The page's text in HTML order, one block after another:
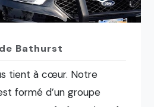
Bathurst
tient à cœur. Notre
formé d’un groupe